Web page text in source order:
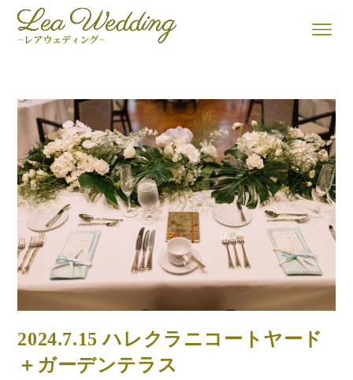
2024.7.15 ハレクラニコートヤード
＋ガーデンテラス